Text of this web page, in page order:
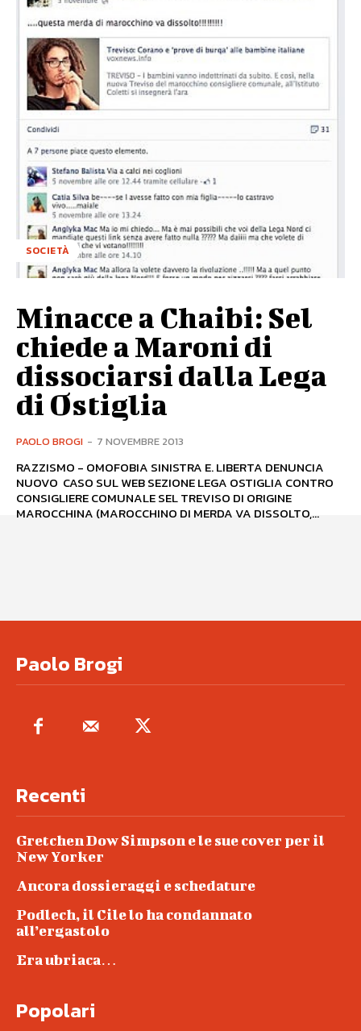
SOCIETÀ
Minacce a Chaibi: Sel
chiede a Maroni di
dissociarsi dalla Lega
di Ostiglia
PAOLO BROGI - 7 NOVEMBRE 2013
RAZZISMO - OMOFOBIA SINISTRA E. LIBERTA DENUNCIA
NUOVO CASO SUL WEB SEZIONE LEGA OSTIGLIA CONTRO
CONSIGLIERE COMUNALE SEL TREVISO DI ORIGINE
MAROCCHINA (MAROCCHINO DI MERDA VA DISSOLTO,...
Paolo Brogi
Recenti
Gretchen Dow Simpson e le sue cover per il
New Yorker
Ancora dossieraggi e schedature
Podlech, il Cile lo ha condannato
all’ergastolo
Era ubriaca…
Popolari